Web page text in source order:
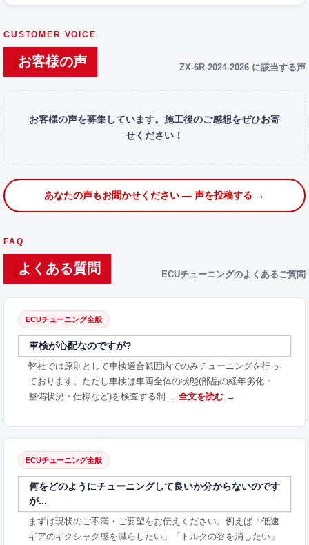
CUSTOMER VOICE
お客様の声 ZX-6R 2024-2026 に該当する声
お客様の声を募集しています。施工後のご感想をぜひお寄
せください！
あなたの声もお聞かせください — 声を投稿する →
FAQ
よくある質問 ECUチューニングのよくあるご質問
ECUチューニング全般
車検が心配なのですが?
弊社では原則として車検適合範囲内でのみチューニングを行っ
ております。ただし車検は車両全体の状態(部品の経年劣化・
整備状況・仕様など)を検査する制…
全文を読む →
ECUチューニング全般
何をどのようにチューニングして良いか分からないのです
が...
まずは現状のご不満・ご要望をお伝えください。例えば「低速
ギアのギクシャク感を減らしたい」「トルクの谷を消したい」